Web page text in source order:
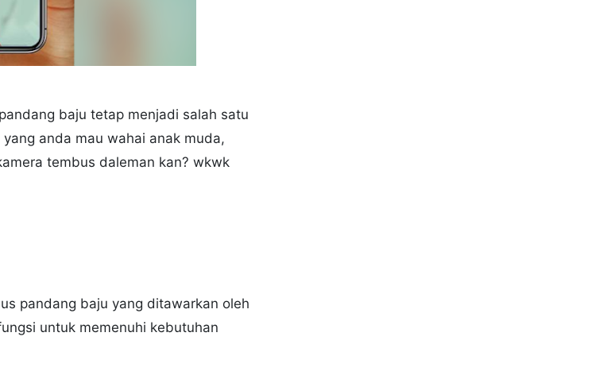
baju tetap menjadi salah satu
anda mau wahai anak muda,
tembus daleman kan? wkwk
pandang baju yang ditawarkan oleh
untuk memenuhi kebutuhan